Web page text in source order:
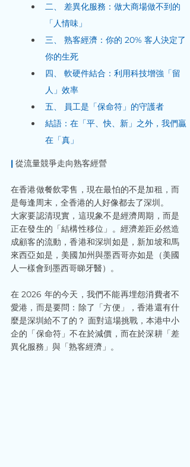
二、 差異化服務：做大商場做不到的
「人情味」
三、 熟客經濟：你的 20% 客人決定了
你的生死
四、 軟硬件結合：利用科技增強「留
人」效率
五、 員工是「保命符」的守護者
結語：在「平、快、新」之外，我們贏
在「真」
| 從流量競爭走向熟客經營
在香港做餐飲零售，現在最怕的不是加租，而
是每逢周末，全香港的人好像都去了深圳。
大家要認清現實，這現象不是經濟周期，而是
正在發生的「結構性移位」。經濟差距必然造
成顧客的流動，香港和深圳如是，新加坡和馬
來西亞如是，美國加州與墨西哥亦如是（美國
人一樣會到墨西哥睇牙醫）。
在 2026 年的今天，我們不能再埋怨消費者不
愛港，而是要問：除了「方便」，香港還有什
麼是深圳給不了的？ 面對這場挑戰，本港中小
企的「保命符」不在於減價，而在於深耕「差
異化服務」與「熟客經濟」。